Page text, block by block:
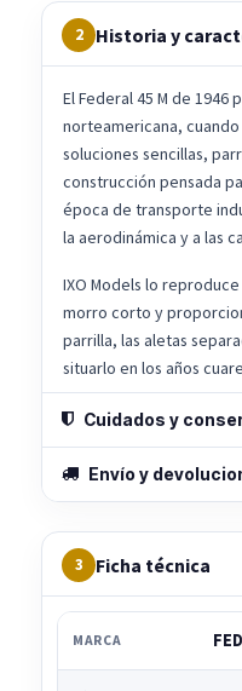
2 Historia y
El Federal 45 M de
norteamericana,
soluciones sencillas,
construcción pensada
época de transporte
la aerodinámica y a las
IXO Models lo
morro corto y
parrilla, las aletas
situarlo en los años
Cuidados y
Envío y
3 Ficha técnica
MARCA